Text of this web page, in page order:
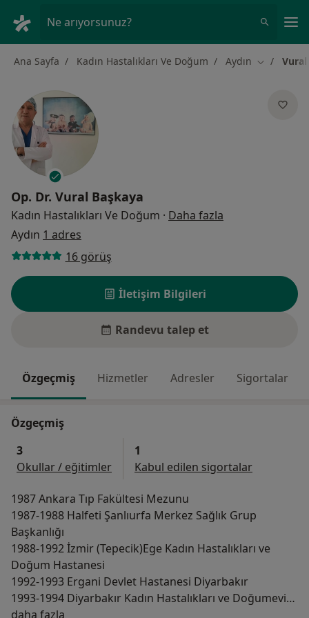
Ne arıyorsunuz?
Ana Sayfa Kadın Hastalıkları Ve Doğum Aydın ŞehirVural
Op. Dr. Vural Başkaya
Kadın Hastalıkları Ve Doğum · Daha fazla
Aydın 1 adres
16 görüş
İletişim Bilgileri
Randevu talep et
Özgeçmiş Hizmetler Adresler Sigortalar
Özgeçmiş
3
Okullar / eğitimler
1
Kabul edilen sigortalar
1987 Ankara Tıp Fakültesi Mezunu
1987-1988 Halfeti Şanlıurfa Merkez Sağlık Grup
Başkanlığı
1988-1992 İzmir (Tepecik)Ege Kadın Hastalıkları ve
Doğum Hastanesi
1992-1993 Ergani Devlet Hastanesi Diyarbakır
1993-1994 Diyarbakır Kadın Hastalıkları ve Doğumevi
Hastanesi
daha fazla